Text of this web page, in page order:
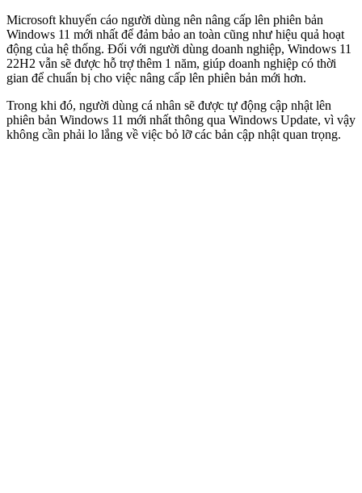
Microsoft khuyến cáo người dùng nên nâng cấp lên phiên bản
Windows 11 mới nhất để đảm bảo an toàn cũng như hiệu quả hoạt
động của hệ thống. Đối với người dùng doanh nghiệp, Windows 11
22H2 vẫn sẽ được hỗ trợ thêm 1 năm, giúp doanh nghiệp có thời
gian để chuẩn bị cho việc nâng cấp lên phiên bản mới hơn.
Trong khi đó, người dùng cá nhân sẽ được tự động cập nhật lên
phiên bản Windows 11 mới nhất thông qua Windows Update, vì vậy
không cần phải lo lắng về việc bỏ lỡ các bản cập nhật quan trọng.